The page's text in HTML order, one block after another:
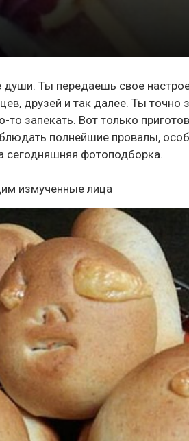
души. Ты передаешь свое
друзей и так далее. Ты точно
запекать. Вот только
полнейшие провалы,
сегодняшняя фотоподборка.
измученные лица